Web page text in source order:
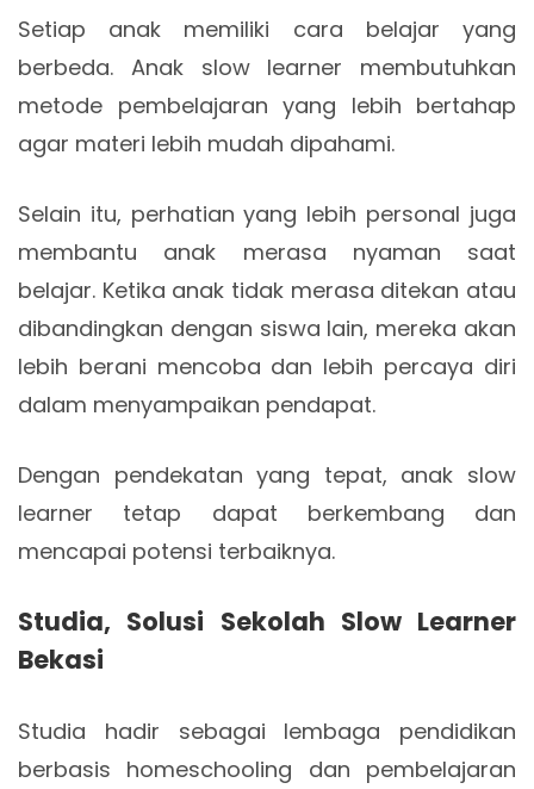
Setiap anak memiliki cara belajar yang
berbeda. Anak slow learner membutuhkan
metode pembelajaran yang lebih bertahap
agar materi lebih mudah dipahami.
Selain itu, perhatian yang lebih personal juga
membantu anak merasa nyaman saat
belajar. Ketika anak tidak merasa ditekan atau
dibandingkan dengan siswa lain, mereka akan
lebih berani mencoba dan lebih percaya diri
dalam menyampaikan pendapat.
Dengan pendekatan yang tepat, anak slow
learner tetap dapat berkembang dan
mencapai potensi terbaiknya.
Studia, Solusi Sekolah Slow Learner
Bekasi
Studia hadir sebagai lembaga pendidikan
berbasis homeschooling dan pembelajaran